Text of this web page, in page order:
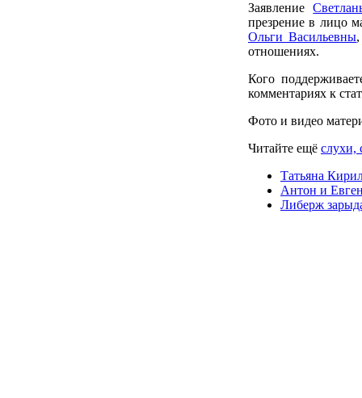
Заявление
презрение в лицо
Ольги Васильевны
отношениях.
Кого
комментариях к
Фото и видео
Читайте ещё слухи,
Татьяна
Антон и
Либерж